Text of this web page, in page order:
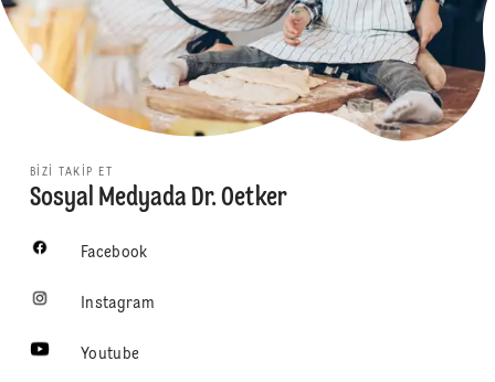
BIZI TAKIP ET
Sosyal Medyada Dr. Oetker
Facebook
Instagram
Youtube